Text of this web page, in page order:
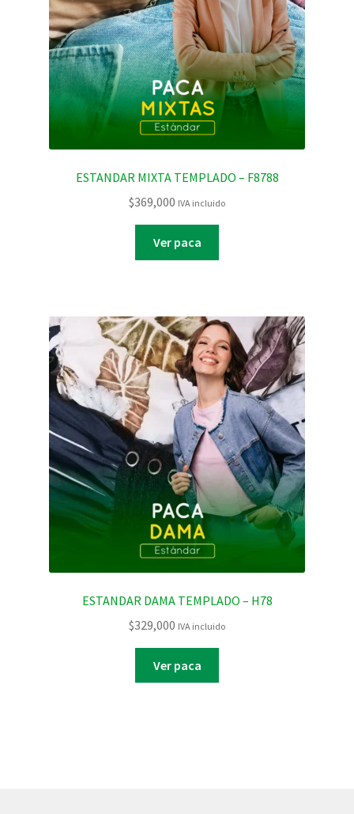
ESTANDAR MIXTA TEMPLADO – F8788
$369,000 IVA incluido
Ver paca
ESTANDAR DAMA TEMPLADO – H78
$329,000 IVA incluido
Ver paca